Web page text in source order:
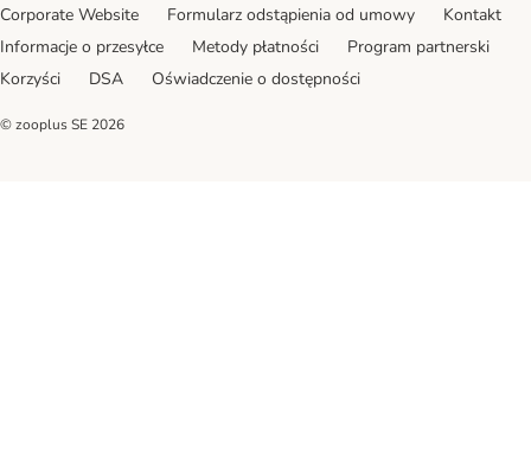
Corporate Website Formularz odstąpienia od umowy
Kontakt
Informacje o przesyłce
Metody płatności
Program partnerski
Korzyści
DSA Oświadczenie o dostępności
© zooplus SE 2026